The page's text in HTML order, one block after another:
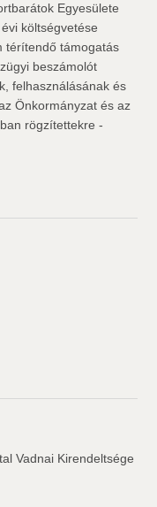
Egyesülete
költségvetése
térítendő támogatás
beszámolót 
felhasználásának és
Önkormányzat és az
rögzítettekre -
Vadnai Kirendeltsége